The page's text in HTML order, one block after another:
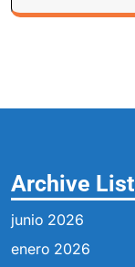
Archive List
junio 2026
enero 2026